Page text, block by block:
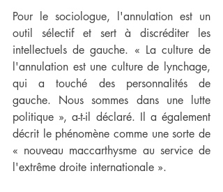
Pour le sociologue, l'annulation est un
outil sélectif et sert à discréditer les
intellectuels de gauche. « La culture de
l'annulation est une culture de lynchage,
qui a touché des personnalités de
gauche. Nous sommes dans une lutte
politique », a-t-il déclaré. Il a également
décrit le phénomène comme une sorte de
« nouveau maccarthysme au service de
l'extrême droite internationale ».